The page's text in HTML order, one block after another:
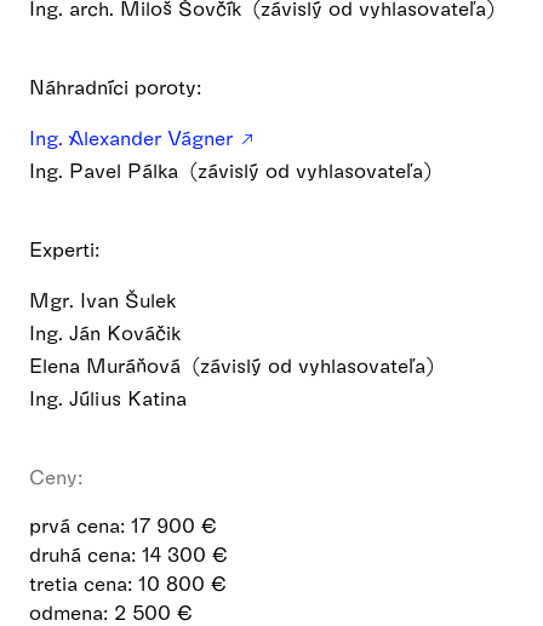
Ing. arch. Miloš Šovčík (závislý od vyhlasovateľa)
Náhradníci poroty:
Ing. Alexander Vágner
Ing. Pavel Pálka (závislý od vyhlasovateľa)
Experti:
Mgr. Ivan Šulek
Ing. Ján Kováčik
Elena Muráňová (závislý od vyhlasovateľa)
Ing. Július Katina
Ceny:
prvá cena: 17 900 €
druhá cena: 14 300 €
tretia cena: 10 800 €
odmena: 2 500 €